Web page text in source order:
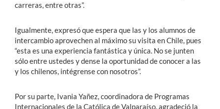
carreras, entre otras”.
Igualmente, expresó que espera que las y los alumnos de
intercambio aprovechen al máximo su visita en Chile, pues
“esta es una experiencia fantástica y única. No se junten
sólo entre ustedes y dense la oportunidad de conocer a las
y los chilenos, intégrense con nosotros”.
Por su parte, Ivania Yañez, coordinadora de Programas
Internacionales de la Católica de Valparaíso, agradeció la